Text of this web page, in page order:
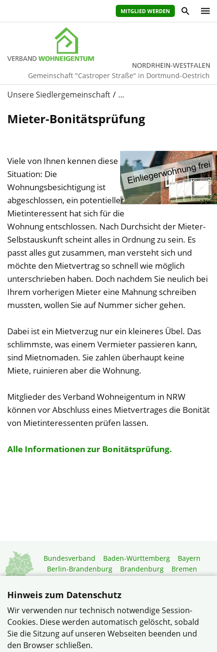
MITGLIED WERDEN
Gemeinschaft "Castroper Straße" in Dortmund-Oestrich
Unsere Siedlergemeinschaft …
Mieter-Bonitätsprüfung
Viele von Ihnen kennen diese
Situation: Die
Wohnungsbesichtigung ist
abgeschlossen, ein potentieller
Mietinteressent hat sich für die
Wohnung entschlossen. Nach Durchsicht der Mieter-
Selbstauskunft scheint alles in Ordnung zu sein. Es
passt alles gut zusammen, man versteht sich und
möchte den Mietvertrag so schnell wie möglich
unterschrieben haben. Doch nachdem Sie neulich bei
Ihrem vorherigen Mieter eine Mahnung schreiben
mussten, wollen Sie auf Nummer sicher gehen.
Dabei ist ein Mietverzug nur ein kleineres Übel. Das
schlimmste, was einem Vermieter passieren kann,
sind Mietnomaden. Sie zahlen überhaupt keine
Miete, ruinieren aber die Wohnung.
Mitglieder des Verband Wohneigentum in NRW
können vor Abschluss eines Mietvertrages die Bonität
von Mietinteressenten prüfen lassen.
Alle Informationen zur Bonitätsprüfung.
Bundesverband Baden-Württemberg
Bayern
Berlin-Brandenburg
Brandenburg
Bremen
Niedersachsen
Nordrhein-Westfalen
Rheinland-Pfalz
Saarland
Sachsen-Anhalt
Schleswig-Holstein
Thüringen
Mitgliedermagazin
Gartenberatung
Hinweis zum Datenschutz
Wir verwenden nur technisch notwendige Session-
Cookies. Diese werden automatisch gelöscht, sobald
Sie die Sitzung auf unseren Webseiten beenden und
den Browser schließen.